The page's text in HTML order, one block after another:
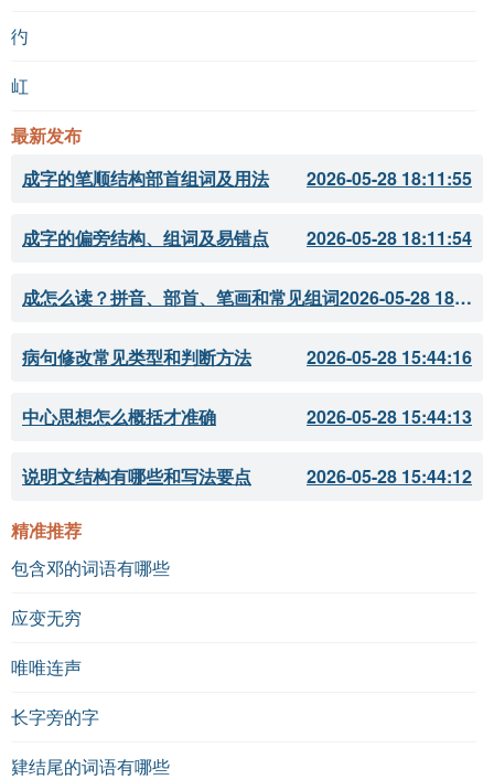
彴
屸
最新发布
成字的笔顺结构部首组词及用法
2026-05-28 18:11:55
成字的偏旁结构、组词及易错点 2026-05-28 18:11:54
成怎么读？拼音、部首、笔画和常见组词 2026-05-28 18:11:51
病句修改常见类型和判断方法 2026-05-28 15:44:16
中心思想怎么概括才准确 2026-05-28 15:44:13
说明文结构有哪些和写法要点 2026-05-28 15:44:12
精准推荐
包含邓的词语有哪些
应变无穷
唯唯连声
长字旁的字
肄结尾的词语有哪些